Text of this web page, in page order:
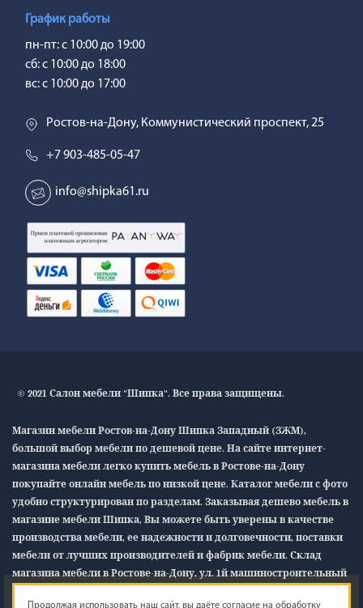
График работы
пн-пт: с 10:00 до 19:00
сб: с 10:00 до 18:00
вс: с 10:00 до 17:00
Ростов-на-Дону, Коммунистический проспект, 25
+7 903-485-05-47
info@shipka61.ru
© 2021 Салон мебели "Шипка". Все права защищены.
Магазин мебели Ростов-на-Дону Шипка Западный (ЗЖМ),
большой выбор мебели по дешевой цене. На сайте интернет-
магазина мебели легко купить мебель в Ростове-на-Дону
покупайте онлайн мебель по низкой цене. Каталог мебели с фото
удобно структурирован по разделам. Заказывая дешево мебель в
магазине мебели Шипка, Вы можете быть уверены в качестве
производства мебели, ее надежности и долговечности, поставки
мебели от лучших производителей и фабрик мебели. Склад
магазина мебели в Ростове-на-Дону, ул. 1й машиностроительный
Продолжая использовать наш сайт, вы даёте согласие на обработку